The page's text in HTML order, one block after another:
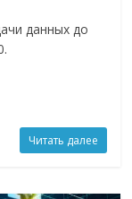
данных до
Читать далее